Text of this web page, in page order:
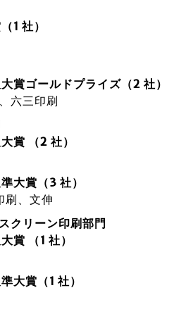
1 社）
賞ゴールドプライズ（2 社）
六三印刷
賞 （2 社）
大賞（3 社）
刷、文伸
クリーン印刷部門
賞 （1 社）
大賞（1 社）